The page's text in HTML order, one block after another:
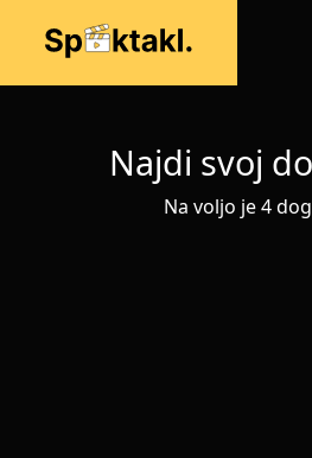
Najdi svoj
Na voljo je 4